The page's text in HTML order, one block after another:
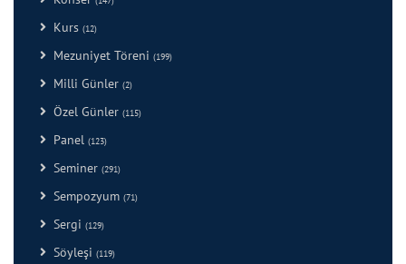
Kurs (12)
Mezuniyet Töreni (199)
Milli Günler (2)
Özel Günler (115)
Panel (123)
Seminer (291)
Sempozyum (71)
Sergi (129)
Söyleşi (119)